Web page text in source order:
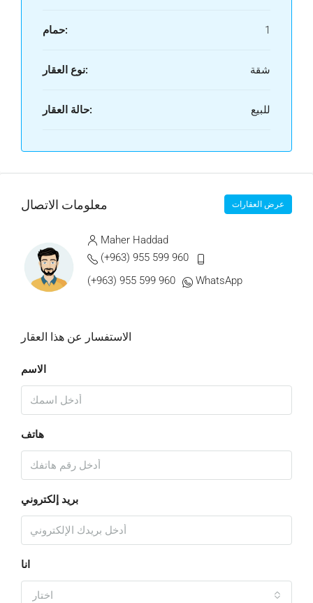
حمام: 1
نوع العقار: شقة
حالة العقار: للبيع
معلومات الاتصال عرض العقارات
Maher Haddad
(+963) 955 599 960
(+963) 955 599 960
WhatsApp
الاستفسار عن هذا العقار
الاسم
هاتف
بريد إلكتروني
انا
اختار